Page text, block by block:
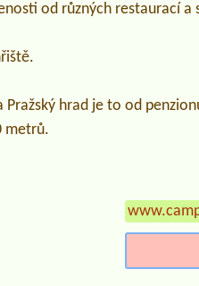
od různých restaurací a
Pražský hrad je to od
metrů.